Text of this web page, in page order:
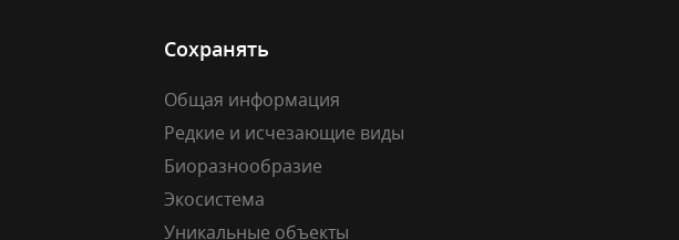
Сохранять
Общая информация
Редкие и исчезающие виды
Биоразнообразие
Экосистема
Уникальные объекты